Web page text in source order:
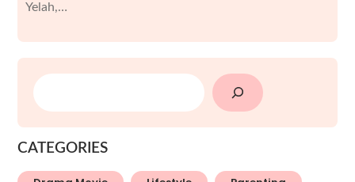
Yelah,…
SEARCH
CATEGORIES